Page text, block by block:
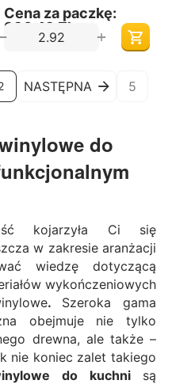
do
kojarzyła Ci się
w zakresie aranżacji
wiedzę dotyczącą
wykończeniowych
. Szeroka gama
obejmuje nie tylko
drewna, ale także –
nie koniec zalet takiego
do kuchni są
Cena za paczkę:
990,49 Zł
+
NASTĘPNA 5